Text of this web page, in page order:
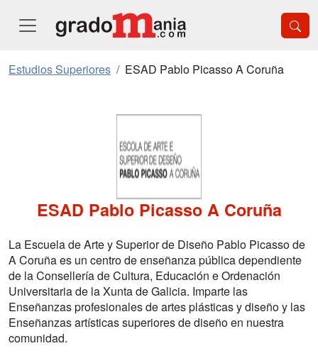
Estudios Superiores ESAD Pablo Picasso A Coruña
ESAD Pablo Picasso A Coruña
La Escuela de Arte y Superior de Diseño Pablo Picasso de
A Coruña es un centro de enseñanza pública dependiente
de la Consellería de Cultura, Educación e Ordenación
Universitaria de la Xunta de Galicia. Imparte las
Enseñanzas profesionales de artes plásticas y diseño y las
Enseñanzas artísticas superiores de diseño en nuestra
comunidad.